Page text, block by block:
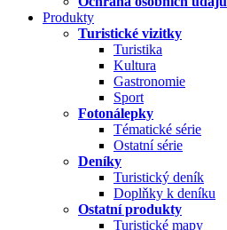
Produkty
Turistické vizitky
Turistika
Kultura
Gastronomie
Sport
Fotonálepky
Tématické série
Ostatní série
Deníky
Turistický deník
Doplňky k deníku
Ostatní produkty
Turistické mapy